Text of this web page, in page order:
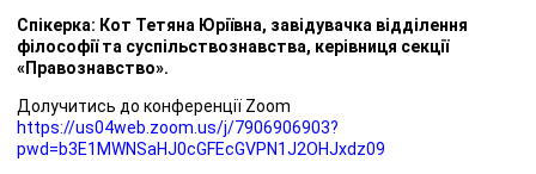
Спікерка: Кот Тетяна Юріївна, завідувачка відділення
філософії та суспільствознавства, керівниця секції
«Правознавство».
Долучитись до конференції Zoom
https://us04web.zoom.us/j/7906906903?
pwd=b3E1MWNSaHJ0cGFEcGVPN1J2OHJxdz09